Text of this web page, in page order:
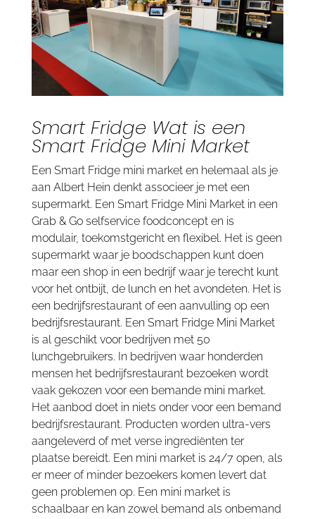
Smart Fridge Wat is een
Smart Fridge Mini Market
Een Smart Fridge mini market en helemaal als je
aan Albert Hein denkt associeer je met een
supermarkt. Een Smart Fridge Mini Market in een
Grab & Go selfservice foodconcept en is
modulair, toekomstgericht en flexibel. Het is geen
supermarkt waar je boodschappen kunt doen
maar een shop in een bedrijf waar je terecht kunt
voor het ontbijt, de lunch en het avondeten. Het is
een bedrijfsrestaurant of een aanvulling op een
bedrijfsrestaurant. Een Smart Fridge Mini Market
is al geschikt voor bedrijven met 50
lunchgebruikers. In bedrijven waar honderden
mensen het bedrijfsrestaurant bezoeken wordt
vaak gekozen voor een bemande mini market.
Het aanbod doet in niets onder voor een bemand
bedrijfsrestaurant. Producten worden ultra-vers
aangeleverd of met verse ingrediënten ter
plaatse bereidt. Een mini market is 24/7 open, als
er meer of minder bezoekers komen levert dat
geen problemen op. Een mini market is
schaalbaar en kan zowel bemand als onbemand